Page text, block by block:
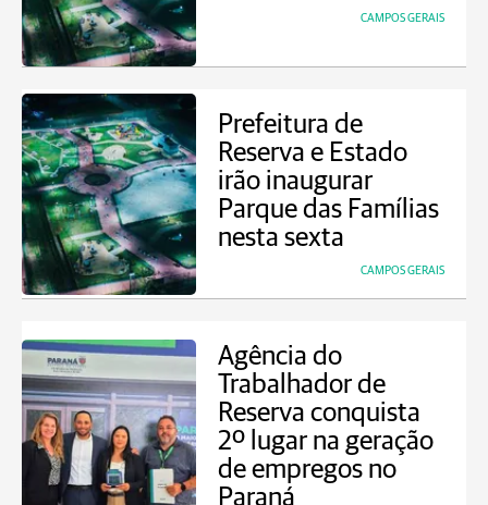
CAMPOS GERAIS
Prefeitura de
Reserva e Estado
irão inaugurar
Parque das Famílias
nesta sexta
CAMPOS GERAIS
Agência do
Trabalhador de
Reserva conquista
2º lugar na geração
de empregos no
Paraná